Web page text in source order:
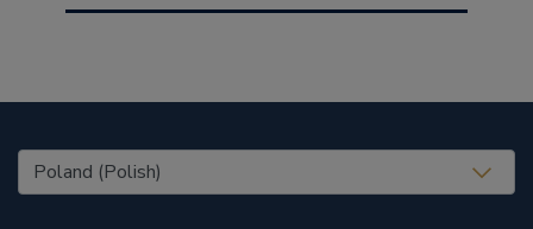
United States (EN)